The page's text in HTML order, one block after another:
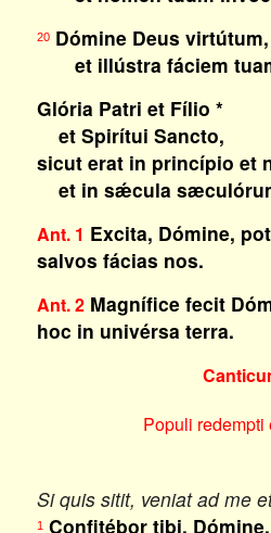
20Dómine Deus
et illústra fáciem
Glória Patri et Fílio *
et Spirítui Sancto,
sicut erat in princípio et
et in sǽcula
Ant. 1 Excita, Dómine,
salvos fácias nos.
Ant. 2Magnífice fecit
hoc in univérsa terra.
Populi redempti
Si quis sitit, veniat ad me
1Confitébor tibi,